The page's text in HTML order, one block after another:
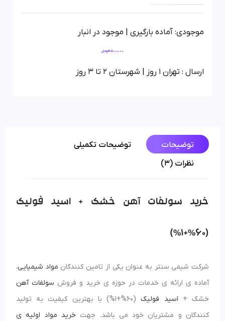
موجودی: آماده بارگیری | موجود در انبار
4,500,000تومان
ارسال : تهران 1 روز | شهرستان 2 تا 3 روز
توضیحات
توضیحات تکمیلی
نظرات (3)
خرید سولفات آهن خشک + اسید فولیک
(60%+1%)
شرکت شیمی سنتر به عنوان یکی از تامین کنندگان مواد شیمیایی،
آماده ی ارائه ی خدمات در حوزه ی خرید و فروش سولفات آهن
خشک + اسید فولیک
(60%+1%) با بهترین کیفیت به تولید
کنندگان و مشتریان خود می باشد. جهتخرید مواد اولیه ی